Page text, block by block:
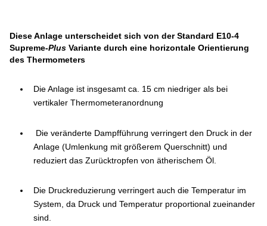
Diese Anlage unterscheidet sich von der Standard E10-4
Supreme-PlusVariante durch eine horizontale Orientierung
des Thermometers
Die Anlage ist insgesamt ca. 15 cm niedriger als bei
vertikaler Thermometeranordnung
Die veränderte Dampfführung verringert den Druck in der
Anlage (Umlenkung mit größerem Querschnitt) und
reduziert das Zurücktropfen von ätherischem Öl.
Die Druckreduzierung verringert auch die Temperatur im
System, da Druck und Temperatur proportional zueinander
sind.